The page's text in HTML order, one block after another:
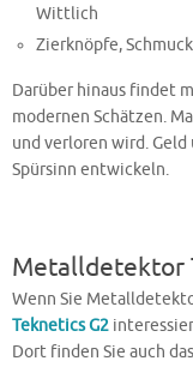
Wittlich
Zierknöpfe,
Darüber hinaus findet
modernen Schätzen.
und verloren wird. Geld
Spürsinn entwickeln.
Metalldetektor
Wenn Sie
Teknetics G2
Dort finden Sie auch